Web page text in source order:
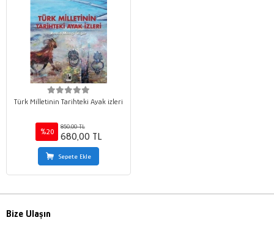
Türk Milletinin Tarihteki Ayak izleri
%20
850,00 TL
680,00 TL
Sepete Ekle
Bize Ulaşın